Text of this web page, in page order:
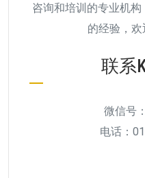
咨询和培训的专业机
的经验，欢
联系
微信号
电话：